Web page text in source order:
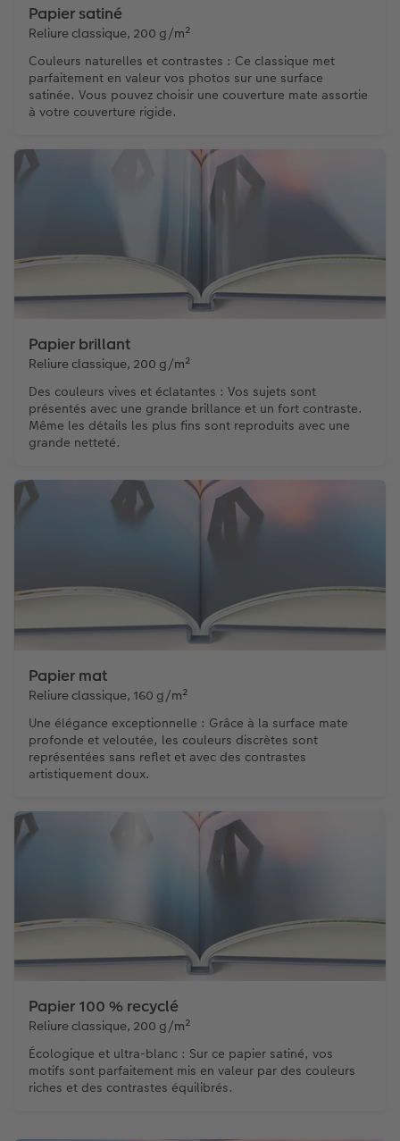
Papier satiné
Reliure classique, 200 g/m²
Couleurs naturelles et contrastes : Ce classique met
parfaitement en valeur vos photos sur une surface
satinée. Vous pouvez choisir une couverture mate assortie
à votre couverture rigide.
Papier brillant
Reliure classique, 200 g/m²
Des couleurs vives et éclatantes : Vos sujets sont
présentés avec une grande brillance et un fort contraste.
Même les détails les plus fins sont reproduits avec une
grande netteté.
Papier mat
Reliure classique, 160 g/m²
Une élégance exceptionnelle : Grâce à la surface mate
profonde et veloutée, les couleurs discrètes sont
représentées sans reflet et avec des contrastes
artistiquement doux.
Papier 100 % recyclé
Reliure classique, 200 g/m²
Écologique et ultra-blanc : Sur ce papier satiné, vos
motifs sont parfaitement mis en valeur par des couleurs
riches et des contrastes équilibrés.